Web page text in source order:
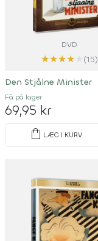
DVD
★★★★
(15)
Den Stjålne Minister
Få på lager
69,95 kr
shopping_bag LÆG I KURV